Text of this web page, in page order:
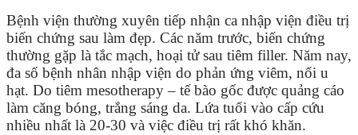
Bệnh viện thường xuyên tiếp nhận ca nhập viện điều trị
biến chứng sau làm đẹp. Các năm trước, biến chứng
thường gặp là tắc mạch, hoại tử sau tiêm filler. Năm nay,
đa số bệnh nhân nhập viện do phản ứng viêm, nổi u
hạt. Do tiêm mesotherapy – tế bào gốc được quảng cáo
làm căng bóng, trắng sáng da. Lứa tuổi vào cấp cứu
nhiều nhất là 20-30 và việc điều trị rất khó khăn.